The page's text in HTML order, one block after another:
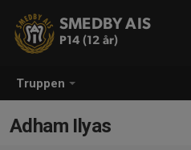
Truppen
SMEDBY AIS
P14 (12 år)
Adham Ilyas